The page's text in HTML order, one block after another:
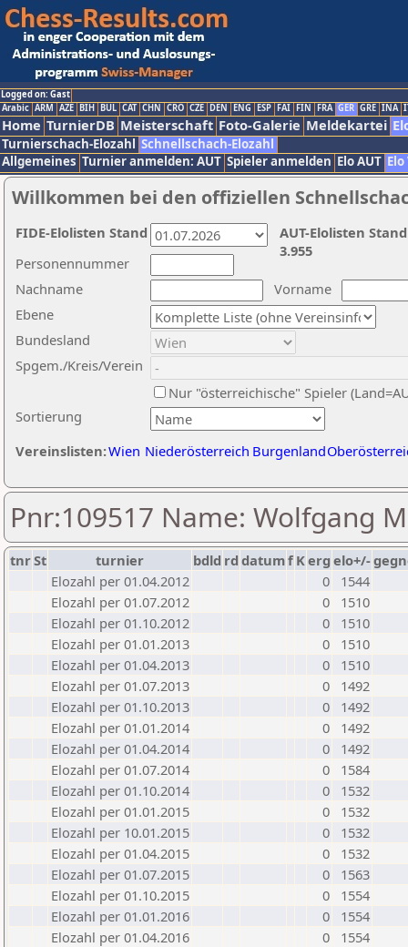
Logged on: Gast
Arabic ARM AZE BIH BUL CAT CHN CRO CZE DEN ENG ESP FAI FIN FRA GER GRE INA
Home TurnierDB Meisterschaft Foto-Galerie Meldekartei
Turnierschach-Elozahl Schnellschach-Elozahl
Allgemeines Turnier anmelden: AUT Spieler anmelden Elo AUT
Willkommen bei den offiziellen
Nachname
Vorname
Ebene
Sortierung
Personennummer
Bundesland
Spgem./Kreis/Verein
Nur "österreichische" Spieler
Vereinslisten:Wien Niederösterreich Burgenland
AUT-Elolisten
3.955
FIDE-Elolisten Stand
Pnr:109517 Name: Wolfgang
tnrSt turnier bdld rd datumf Kerg elo+/-
Elozahl per 01.04.2012
0
1544
Elozahl per 01.07.2012
0
1510
Elozahl per 01.10.2012
0
1510
Elozahl per 01.01.2013
0
1510
Elozahl per 01.04.2013
0
1510
Elozahl per 01.07.2013
0
1492
Elozahl per 01.10.2013
0
1492
Elozahl per 01.01.2014
0
1492
Elozahl per 01.04.2014
0
1492
Elozahl per 01.07.2014
0
1584
Elozahl per 01.10.2014
0
1532
Elozahl per 01.01.2015
0
1532
Elozahl per 10.01.2015
0
1532
Elozahl per 01.04.2015
0
1532
Elozahl per 01.07.2015
0
1563
Elozahl per 01.10.2015
0
1554
Elozahl per 01.01.2016
0
1554
Elozahl per 01.04.2016
0
1554